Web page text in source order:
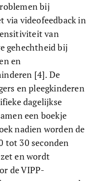
bij
via videofeedback in
van
gehechtheid bij
en
[4]. De
en pleegkinderen
dagelijkse
een boekje
nadien worden de
tot 30 seconden
en wordt
de VIPP-